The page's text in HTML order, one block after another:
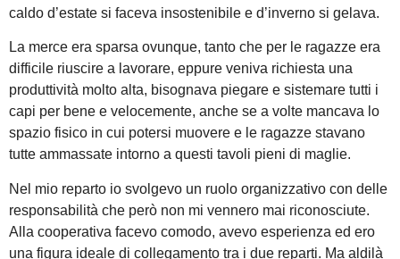
caldo d’estate si faceva insostenibile e d’inverno si gelava.
La merce era sparsa ovunque, tanto che per le ragazze era
difficile riuscire a lavorare, eppure veniva richiesta una
produttività molto alta, bisognava piegare e sistemare tutti i
capi per bene e velocemente, anche se a volte mancava lo
spazio fisico in cui potersi muovere e le ragazze stavano
tutte ammassate intorno a questi tavoli pieni di maglie.
Nel mio reparto io svolgevo un ruolo organizzativo con delle
responsabilità che però non mi vennero mai riconosciute.
Alla cooperativa facevo comodo, avevo esperienza ed ero
una figura ideale di collegamento tra i due reparti. Ma aldilà